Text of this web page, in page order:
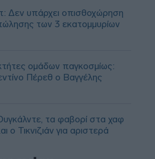
Δεν υπάρχει οπισθοχώρηση
των 3 εκατομμυρίων
ομάδων παγκοσμίως:
Πέρεθ ο Βαγγέλης
τα φαβορί στα χαφ
ο Τικνιζιάν για αριστερά